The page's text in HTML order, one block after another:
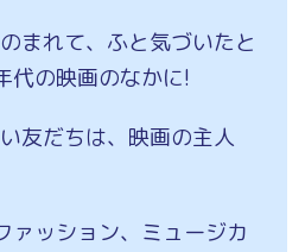
まれて、ふと気づいたと
代の映画のなかに!
友だちは、映画の主人
ァッション、ミュージカ